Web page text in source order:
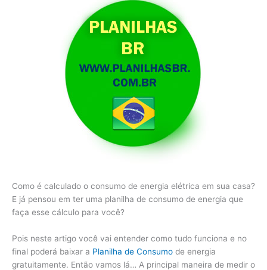
Como é calculado o consumo de energia elétrica em sua casa?
E já pensou em ter uma planilha de consumo de energia que
faça esse cálculo para você?
Pois neste artigo você vai entender como tudo funciona e no
final poderá baixar a Planilha de Consumo de energia
gratuitamente. Então vamos lá… A principal maneira de medir o